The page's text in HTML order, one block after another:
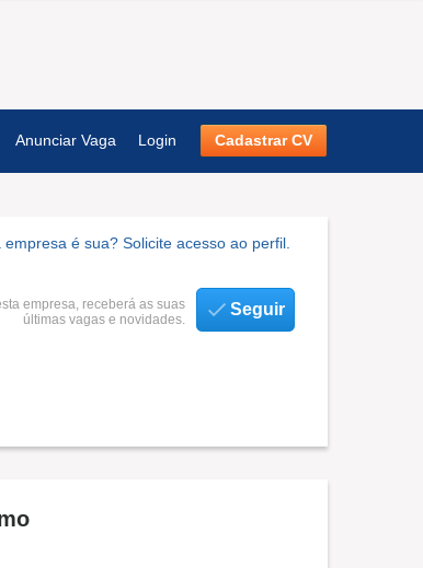
Anunciar Vaga Login Cadastrar CV
empresa é sua? Solicite acesso ao perfil.
empresa, receberá as suas
últimas vagas e novidades.
Seguir